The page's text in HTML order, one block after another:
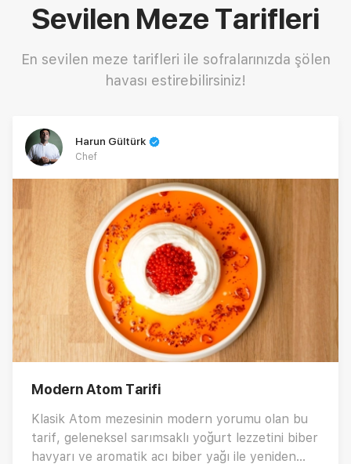
Sevilen Meze Tarifleri
En sevilen meze tarifleri ile sofralarınızda şölen
havası estirebilirsiniz!
Harun Gültürk
Chef
Modern Atom Tarifi
Klasik Atom mezesinin modern yorumu olan bu
tarif, geleneksel sarımsaklı yoğurt lezzetini biber
havyarı ve aromatik acı biber yağı ile yeniden